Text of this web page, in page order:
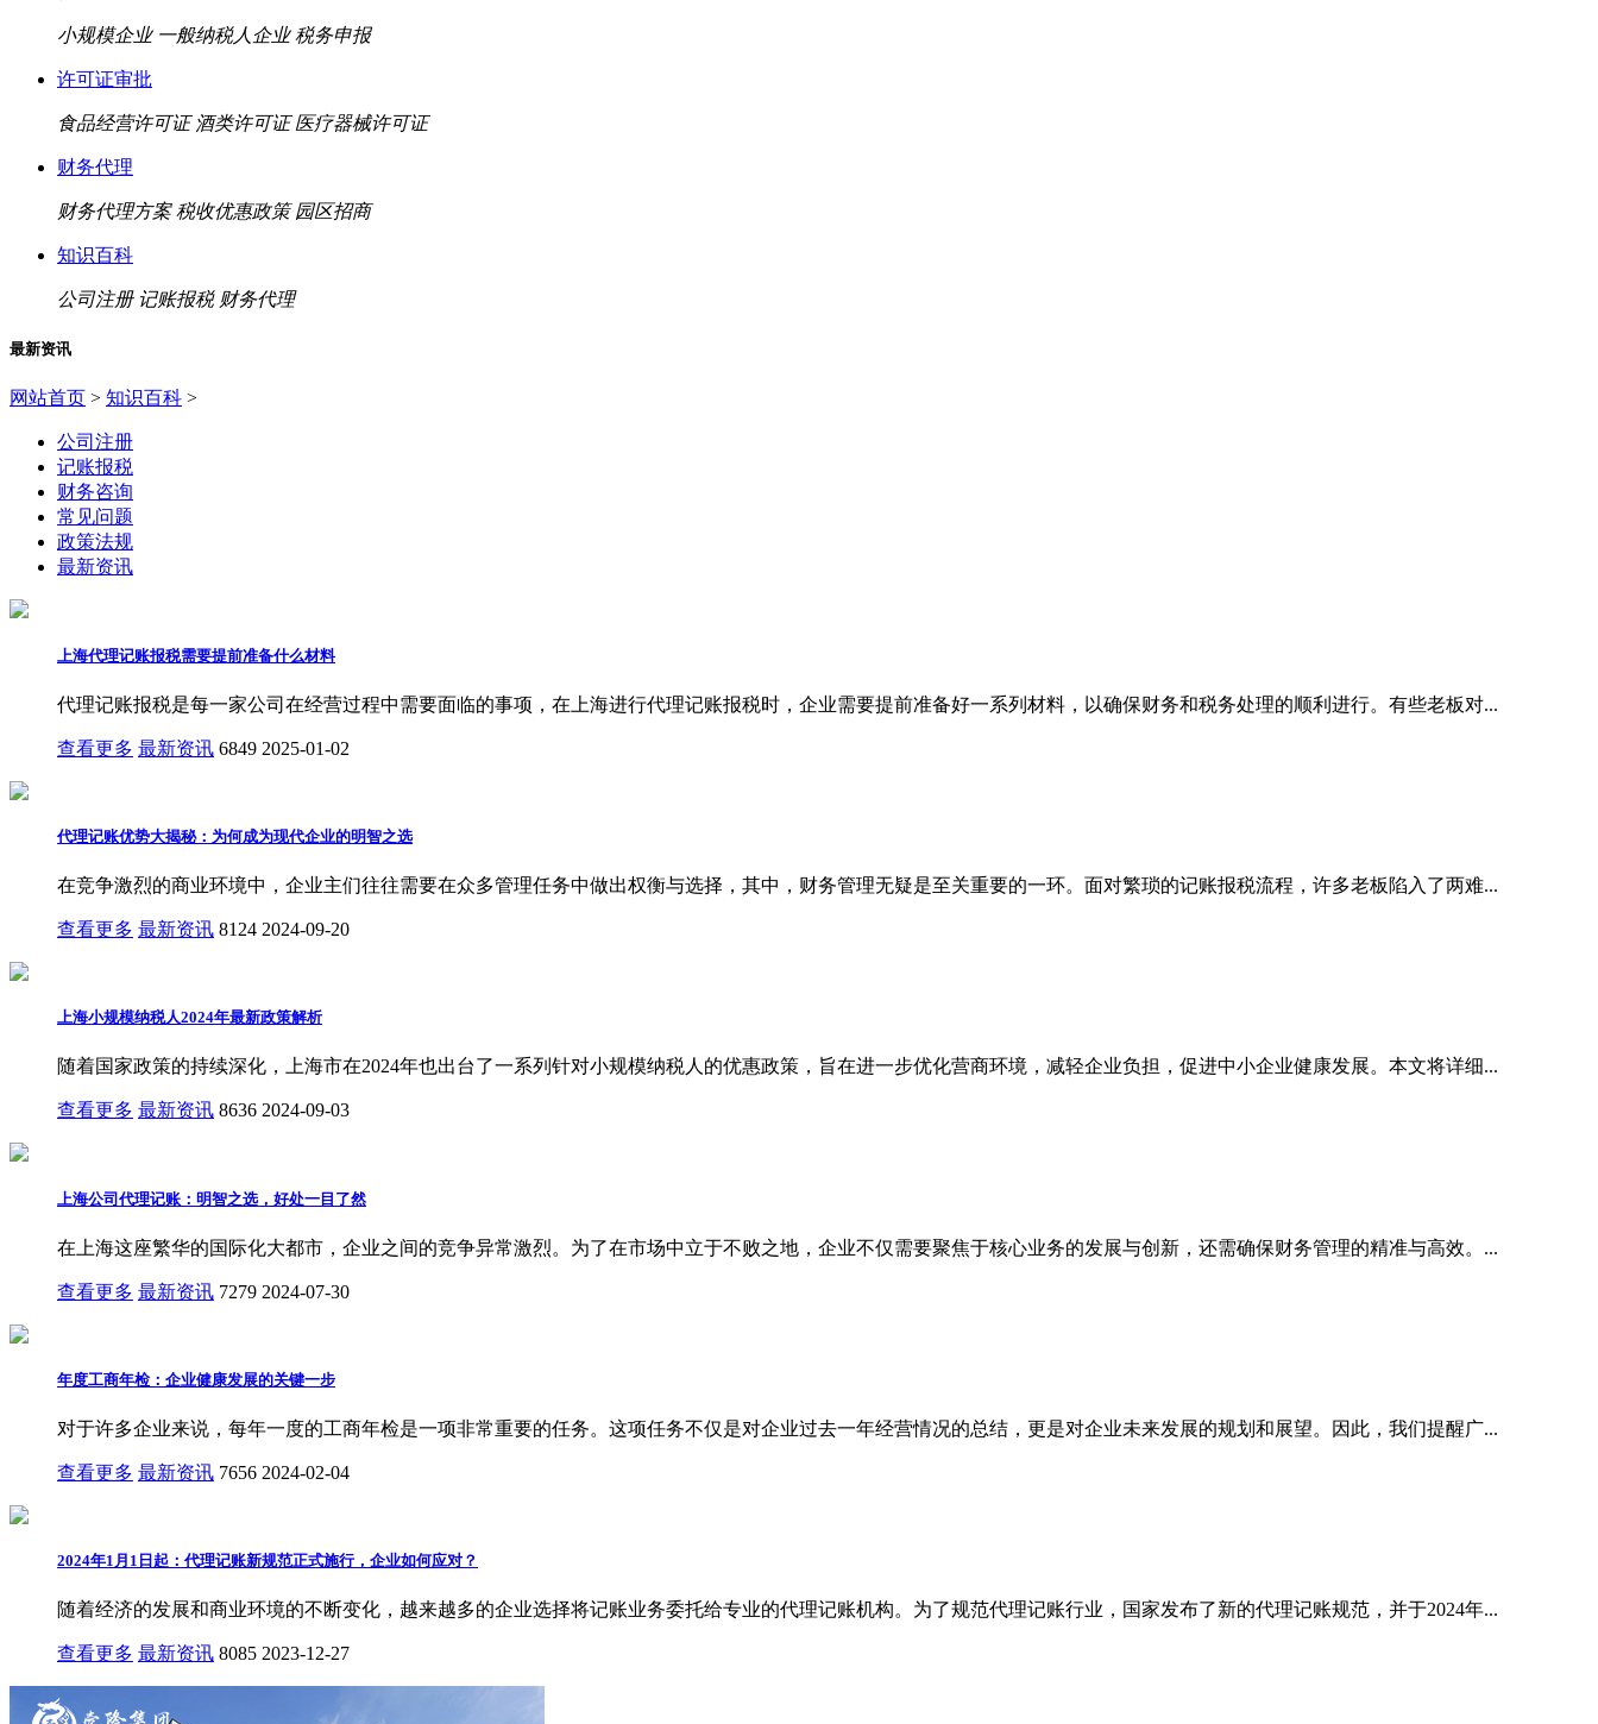
小规模企业 一般纳税人企业 税务申报
许可证审批
食品经营许可证 酒类许可证 医疗器械许可证
财务代理
财务代理方案 税收优惠政策 园区招商
知识百科
公司注册 记账报税 财务代理
最新资讯
网站首页 > 知识百科 >
公司注册
记账报税
财务咨询
常见问题
政策法规
最新资讯
上海代理记账报税需要提前准备什么材料
代理记账报税是每一家公司在经营过程中需要面临的事项，在上海进行代理记账报税时，企业需要提前准备好一系列材料，以确保财务和税务处理的顺利进行。有些老板对...
查看更多 最新资讯 6849 2025-01-02
代理记账优势大揭秘：为何成为现代企业的明智之选
在竞争激烈的商业环境中，企业主们往往需要在众多管理任务中做出权衡与选择，其中，财务管理无疑是至关重要的一环。面对繁琐的记账报税流程，许多老板陷入了两难...
查看更多 最新资讯 8124 2024-09-20
上海小规模纳税人2024年最新政策解析
随着国家政策的持续深化，上海市在2024年也出台了一系列针对小规模纳税人的优惠政策，旨在进一步优化营商环境，减轻企业负担，促进中小企业健康发展。本文将详细...
查看更多 最新资讯 8636 2024-09-03
上海公司代理记账：明智之选，好处一目了然
在上海这座繁华的国际化大都市，企业之间的竞争异常激烈。为了在市场中立于不败之地，企业不仅需要聚焦于核心业务的发展与创新，还需确保财务管理的精准与高效。...
查看更多 最新资讯 7279 2024-07-30
年度工商年检：企业健康发展的关键一步
对于许多企业来说，每年一度的工商年检是一项非常重要的任务。这项任务不仅是对企业过去一年经营情况的总结，更是对企业未来发展的规划和展望。因此，我们提醒广...
查看更多 最新资讯 7656 2024-02-04
2024年1月1日起：代理记账新规范正式施行，企业如何应对？
随着经济的发展和商业环境的不断变化，越来越多的企业选择将记账业务委托给专业的代理记账机构。为了规范代理记账行业，国家发布了新的代理记账规范，并于2024年...
查看更多 最新资讯 8085 2023-12-27